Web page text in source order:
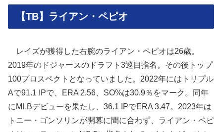
【TB】ライアン・ペピオ
レイズが獲得した右腕のライアン・ペピオは26歳。
2019年のドジャースのドラフト3巡目指名。その後トップ
100プロスペクトとなっていました。2022年にはトリプル
Aで91.1 IPで、ERA 2.56、SO%は30.9％をマーク。同年
にMLBデビューを果たし、36.1 IPでERA 3.47。2023年は
トニー・ゴンソリンが開幕に間に合わず、ライアン・ペピ